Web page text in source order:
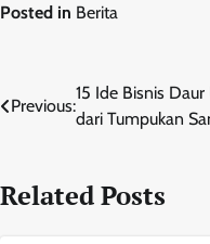
Posted in Berita
Navigasi
Previous:
15 Ide Bisnis
dari Tumpukan
Related Posts